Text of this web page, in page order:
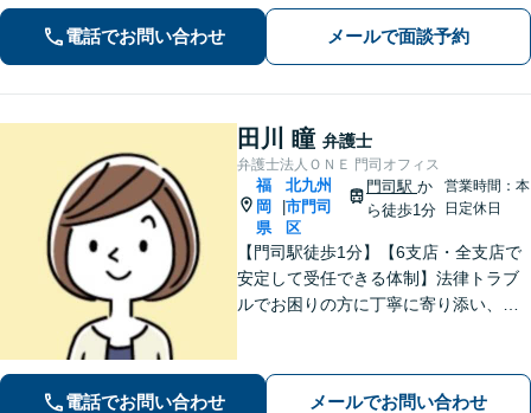
問題／交通事故等、あなたの味方とし
て尽力します【完全個室】【下関駅5
分】
電話でお問い合わせ メールで面談予約
田川 瞳 弁護士
弁護士法人ＯＮＥ 門司オフィス
福
岡
県
|
北九州
市門司
区
門司駅 か
ら徒歩1分
営業時間：本
日定休日
【門司駅徒歩1分】【6支店・全支店で
安定して受任できる体制】法律トラブ
ルでお困りの方に丁寧に寄り添い、納
りの方はぜひご相談ください【駐車場
電話でお問い合わせ メールでお問い合わせ